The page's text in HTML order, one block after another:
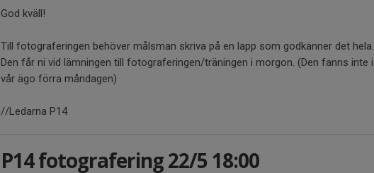
God kväll!
Till fotograferingen behöver målsman skriva på en lapp som godkänner det hela.
Den får ni vid lämningen till fotograferingen/träningen i morgon. (Den fanns inte i
vår ägo förra måndagen)
//Ledarna P14
P14 fotografering 22/5 18:00